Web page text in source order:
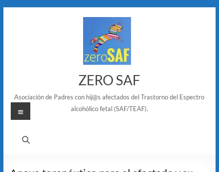
ZERO SAF
Asociación de Padres con hij@s afectados del Trastorno del Espectro
alcohólico fetal (SAF/TEAF).
Menú